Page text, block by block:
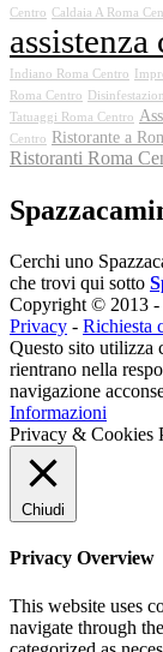
Centro Caldaia A Roma
Indiano Roma Centro
Roma Centro
Tatuaggi Roma Centro
Centro Ristorante a
Ristoranti Roma
Cerchi uno
che trovi qui sotto
Copyright © 2013 -
Privacy - Richiesta
Questo sito utilizza
rientrano nella
navigazione
Informazioni
Privacy & Cookies
Chiudi
Privacy Overview
This website uses
navigate through